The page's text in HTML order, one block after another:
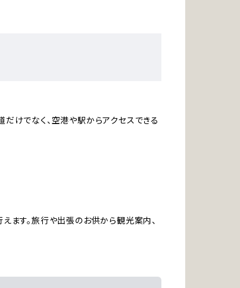
けでなく、空港や駅からアクセスできる
ます。旅行や出張のお供から観光案内、